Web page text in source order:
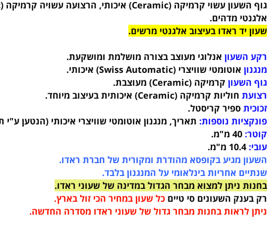
בעל רקע בגוון שחור בשילוב ספרות קווים מעוצבות, מחוגים
השעון אוטומטי שוויצרי (Swiss Automatic)
ראדו בעיצוב אלגנטי מרשים.
אנלוגי מעוצב בצורה מושלמת ומושקעת.
אוטומטי שוויצרי (Swiss Automatic) איכותי.
קרמיקה (Ceramic)
חוליות קרמיקה (Ceramic) איכותית
בעיצוב מיוחד.
ספיר קריסטל.
נוספות:תאריך, מנגנון אוטומטי שוויצרי איכותי (הנטען ע"י תנועות
40 מ"מ.
מ"מ.
מגיע בקופסא מהודרת ומקורית של חברת ראדו.
אחריות בינלאומי על המנגנון בלבד.